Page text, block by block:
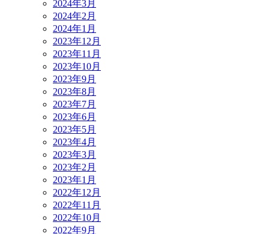
2024年3月
2024年2月
2024年1月
2023年12月
2023年11月
2023年10月
2023年9月
2023年8月
2023年7月
2023年6月
2023年5月
2023年4月
2023年3月
2023年2月
2023年1月
2022年12月
2022年11月
2022年10月
2022年9月